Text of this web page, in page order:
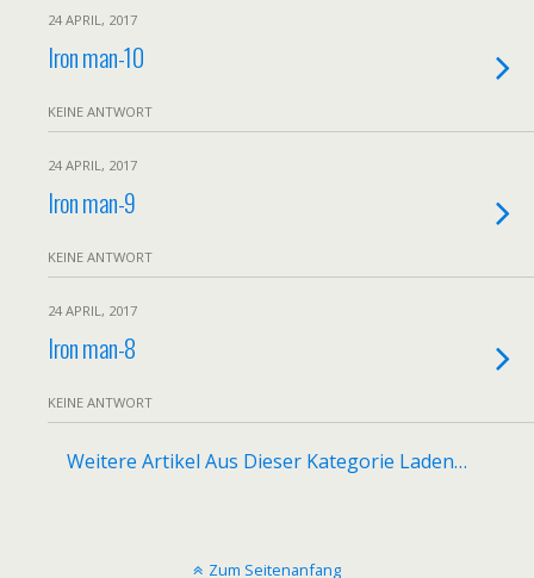
24 APRIL, 2017
Iron man-10
KEINE ANTWORT
24 APRIL, 2017
Iron man-9
KEINE ANTWORT
24 APRIL, 2017
Iron man-8
KEINE ANTWORT
Weitere Artikel Aus Dieser Kategorie Laden…
Zum Seitenanfang